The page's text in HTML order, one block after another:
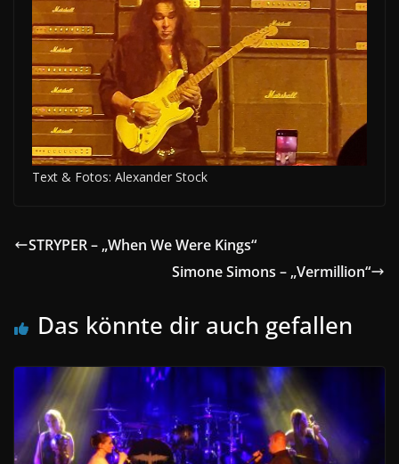
Text & Fotos: Alexander Stock
STRYPER – „When We Were Kings“
Simone Simons – „Vermillion“
Das könnte dir auch gefallen